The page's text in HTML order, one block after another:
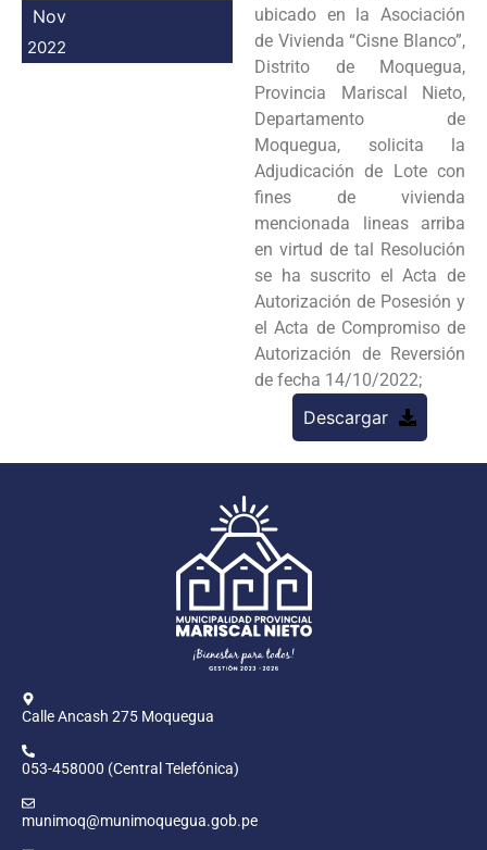
Nov
2022
ubicado en la Asociación
de Vivienda “Cisne Blanco”,
Distrito de Moquegua,
Provincia Mariscal Nieto,
Departamento de
Moquegua, solicita la
Adjudicación de Lote con
fines de vivienda
mencionada lineas arriba
en virtud de tal Resolución
se ha suscrito el Acta de
Autorización de Posesión y
el Acta de Compromiso de
Autorización de Reversión
de fecha 14/10/2022;
Descargar
Calle Ancash 275 Moquegua
053-458000 (Central Telefónica)
munimoq@munimoquegua.gob.pe